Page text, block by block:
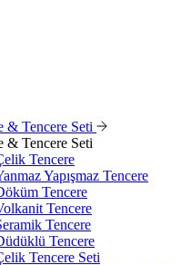
& Tencere Seti
& Tencere Seti
Tencere
Yapışmaz Tencere
Tencere
Tencere
Tencere
Tencere
Tencere Seti